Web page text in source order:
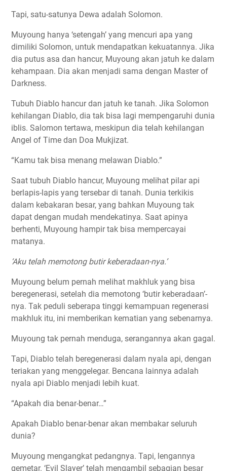
Tapi, satu-satunya Dewa adalah Solomon.
Muyoung hanya ‘setengah’ yang mencuri apa yang
dimiliki Solomon, untuk mendapatkan kekuatannya. Jika
dia putus asa dan hancur, Muyoung akan jatuh ke dalam
kehampaan. Dia akan menjadi sama dengan Master of
Darkness.
Tubuh Diablo hancur dan jatuh ke tanah. Jika Solomon
kehilangan Diablo, dia tak bisa lagi mempengaruhi dunia
iblis. Salomon tertawa, meskipun dia telah kehilangan
Angel of Time dan Doa Mukjizat.
“Kamu tak bisa menang melawan Diablo.”
Saat tubuh Diablo hancur, Muyoung melihat pilar api
berlapis-lapis yang tersebar di tanah. Dunia terkikis
dalam kebakaran besar, yang bahkan Muyoung tak
dapat dengan mudah mendekatinya. Saat apinya
berhenti, Muyoung hampir tak bisa mempercayai
matanya.
‘Aku telah memotong butir keberadaan-nya.’
Muyoung belum pernah melihat makhluk yang bisa
beregenerasi, setelah dia memotong ‘butir keberadaan’-
nya. Tak peduli seberapa tinggi kemampuan regenerasi
makhluk itu, ini memberikan kematian yang sebenarnya.
Muyoung tak pernah menduga, serangannya akan gagal.
Tapi, Diablo telah beregenerasi dalam nyala api, dengan
teriakan yang menggelegar. Bencana lainnya adalah
nyala api Diablo menjadi lebih kuat.
“Apakah dia benar-benar…”
Apakah Diablo benar-benar akan membakar seluruh
dunia?
Muyoung mengangkat pedangnya. Tapi, lengannya
gemetar. ‘Evil Slayer’ telah mengambil sebagian besar